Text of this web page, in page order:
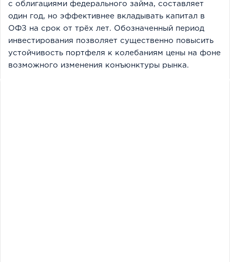
с облигациями федерального займа, составляет
один год, но эффективнее вкладывать капитал в
ОФЗ на срок от трёх лет. Обозначенный период
инвестирования позволяет существенно повысить
устойчивость портфеля к колебаниям цены на фоне
возможного изменения конъюнктуры рынка.